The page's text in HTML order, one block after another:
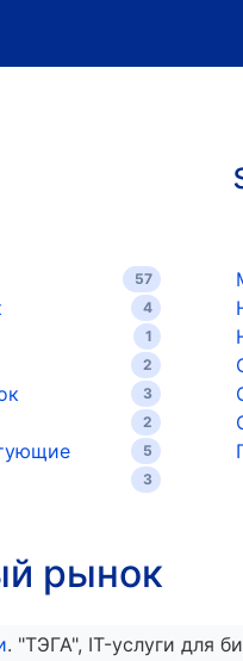
57
4
1
2
3
2
5
3
рынок
. "ТЭГА", IT-услуги для